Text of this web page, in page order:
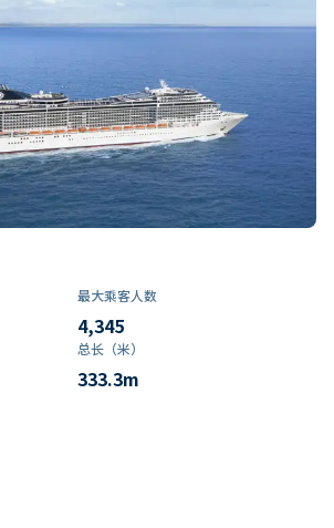
最大乘客人数
4,345
总长（米）
333.3m